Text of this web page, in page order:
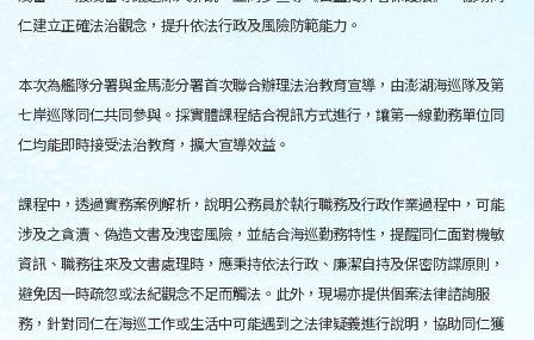
仁建立正確法治觀念，提升依法行政及風險防範能力。
本次為艦隊分署與金馬澎分署首次聯合辦理法治教育宣導，由澎湖海巡隊及第
七岸巡隊同仁共同參與。採實體課程結合視訊方式進行，讓第一線勤務單位同
仁均能即時接受法治教育，擴大宣導效益。
課程中，透過實務案例解析，說明公務員於執行職務及行政作業過程中，可能
涉及之貪瀆、偽造文書及洩密風險，並結合海巡勤務特性，提醒同仁面對機敏
資訊、職務往來及文書處理時，應秉持依法行政、廉潔自持及保密防諜原則，
避免因一時疏忽或法紀觀念不足而觸法。此外，現場亦提供個案法律諮詢服
務，針對同仁在海巡工作或生活中可能遇到之法律疑義進行說明，協助同仁獲